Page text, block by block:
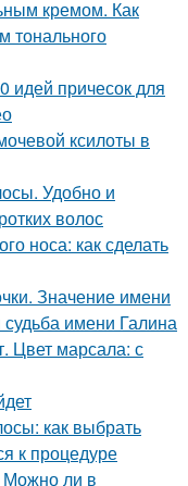
кремом. Как
тонального
идей причесок для
ксилоты в
Удобно и
волос
носа: как сделать
Значение имени
имени Галина
Цвет марсала: с
как выбрать
к процедуре
Можно ли в